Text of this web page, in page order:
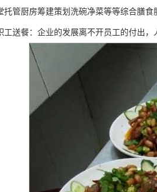
托管厨房筹建策划洗碗净菜等等综合膳食
工送餐：企业的发展离不开员工的付出，